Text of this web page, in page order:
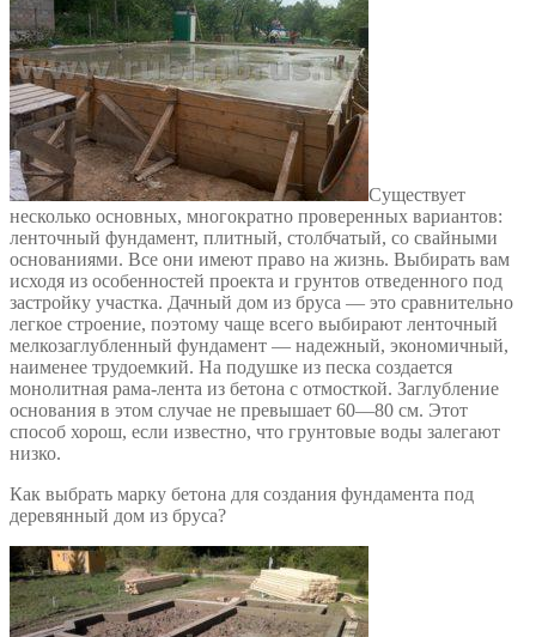
Существует
несколько основных, многократно проверенных вариантов:
ленточный фундамент, плитный, столбчатый, со свайными
основаниями. Все они имеют право на жизнь. Выбирать вам
исходя из особенностей проекта и грунтов отведенного под
застройку участка. Дачный дом из бруса — это сравнительно
легкое строение, поэтому чаще всего выбирают ленточный
мелкозаглубленный фундамент — надежный, экономичный,
наименее трудоемкий. На подушке из песка создается
монолитная рама-лента из бетона с отмосткой. Заглубление
основания в этом случае не превышает 60—80 см. Этот
способ хорош, если известно, что грунтовые воды залегают
низко.
Как выбрать марку бетона для создания фундамента под
деревянный дом из бруса?